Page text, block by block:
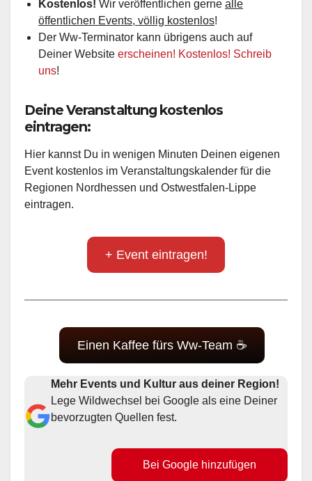
Kostenlos! Wir veröffentlichen gerne alle
öffentlichen Events, völlig kostenlos!
Der Ww-Terminator kann übrigens auch auf
Deiner Website erscheinen! Kostenlos! Schreib
uns!
Deine Veranstaltung kostenlos
eintragen:
Hier kannst Du in wenigen Minuten Deinen eigenen
Event kostenlos im Veranstaltungskalender für die
Regionen Nordhessen und Ostwestfalen-Lippe
eintragen.
+ Event eintragen!
Einen Kaffee fürs Ww-Team ☕
Mehr Events und Kultur aus deiner Region!
Lege Wildwechsel bei Google als eine Deiner
bevorzugten Quellen fest.
Bei Google hinzufügen